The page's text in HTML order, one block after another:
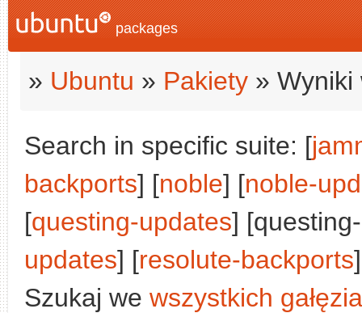
packages
» Ubuntu » Pakiety » Wyniki
Search in specific suite: [
backports] [noble] [noble-
[questing-updates]
updates] [resolute-backports
Szukaj we wszystkich